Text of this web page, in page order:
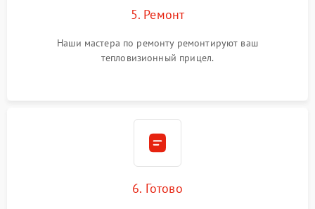
5. Ремонт
Наши мастера по ремонту ремонтируют ваш
тепловизионный прицел.
6. Готово